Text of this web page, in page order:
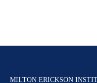
MILTON ERICKSON